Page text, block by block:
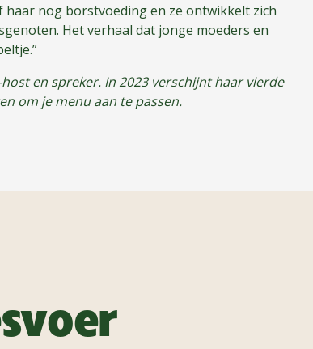
haar nog borstvoeding en ze ontwikkelt zich
Het verhaal dat jonge moeders en
en spreker. In 2023 verschijnt haar vierde
om je menu aan te passen.